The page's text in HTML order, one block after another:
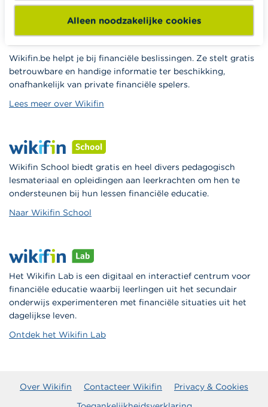
Alleen noodzakelijke cookies
Wikifin.be helpt je bij financiële beslissingen. Ze stelt gratis
betrouwbare en handige informatie ter beschikking,
onafhankelijk van private financiële spelers.
Lees meer over Wikifin
Wikifin School biedt gratis en heel divers pedagogisch
lesmateriaal en opleidingen aan leerkrachten om hen te
ondersteunen bij hun lessen financiële educatie.
Naar Wikifin School
Het Wikifin Lab is een digitaal en interactief centrum voor
financiële educatie waarbij leerlingen uit het secundair
onderwijs experimenteren met financiële situaties uit het
dagelijkse leven.
Ontdek het Wikifin Lab
Over Wikifin Contacteer Wikifin
Privacy & Cookies